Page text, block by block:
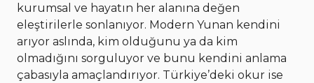
kurumsal ve hayatın her alanına değen
eleştirilerle sonlanıyor. Modern Yunan kendini
arıyor aslında, kim olduğunu ya da kim
olmadığını sorguluyor ve bunu kendini anlama
çabasıyla amaçlandırıyor. Türkiye’deki okur ise